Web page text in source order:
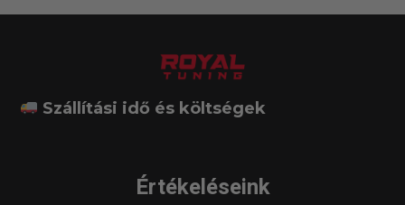
Szállítási idő és költségek
Értékeléseink